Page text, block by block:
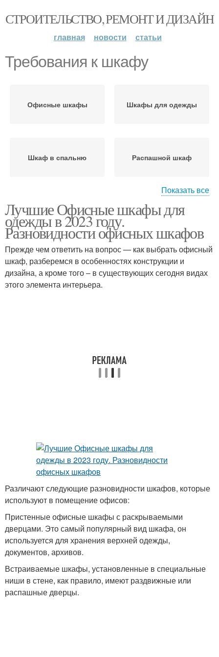
СТРОИТЕЛЬСТВО, РЕМОНТ И ДИЗАЙН
главная новости статьи
Требования к шкафу
Офисные шкафы Шкафы для одежды
Шкаф в спальню Распашной шкаф
Шкаф в интерьере Материалы для шкафа
Функциональные
требования
Цвета для шкафа
Показать все
Лучшие Офисные шкафы для
одежды в 2023 году.
Разновидности офисных шкафов
Прежде чем ответить на вопрос — как выбрать офисный
шкаф, разберемся в особенностях конструкции и
дизайна, а кроме того – в существующих сегодня видах
этого элемента интерьера.
Различают следующие разновидности шкафов, которые
используют в помещение офисов:
Пристенные офисные шкафы с раскрываемыми
дверцами. Это самый популярный вид шкафа, он
используется для хранения верхней одежды,
документов, архивов.
Встраиваемые шкафы, установленные в специальные
ниши в стене, как правило, имеют раздвижные или
распашные дверцы.